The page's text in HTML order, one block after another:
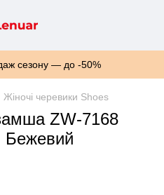
сезону — до -50%
Жіночі черевики Shoes
замша ZW-7168
Бежевий